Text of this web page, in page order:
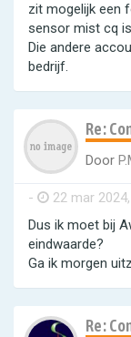
zit mogelijk een
sensor mist cq
Die andere
bedrijf.
Re:
Door
- 22 mar
Dus ik moet bij
eindwaarde?
Ga ik morgen
Re: